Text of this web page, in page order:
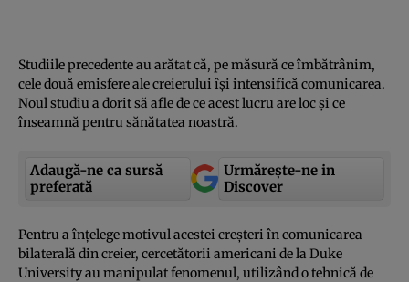
Studiile precedente au arătat că, pe măsură ce îmbătrânim,
cele două emisfere ale creierului îşi intensifică comunicarea.
Noul studiu a dorit să afle de ce acest lucru are loc şi ce
înseamnă pentru sănătatea noastră.
Adaugă-ne ca sursă
preferată
Urmărește-ne in
Discover
Pentru a înţelege motivul acestei creşteri în comunicarea
bilaterală din creier, cercetătorii americani de la Duke
University au manipulat fenomenul, utilizând o tehnică de